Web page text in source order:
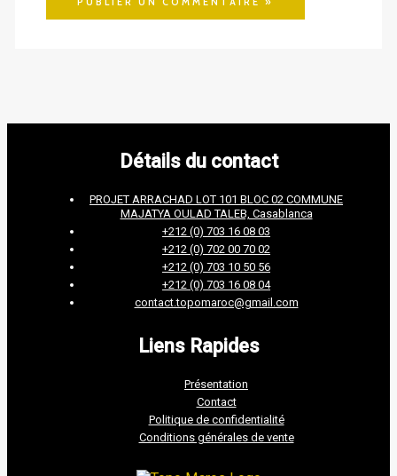
Détails du contact
PROJET ARRACHAD LOT 101 BLOC 02 COMMUNE
MAJATYA OULAD TALEB, Casablanca
+212 (0) 703 16 08 03
+212 (0) 702 00 70 02
+212 (0) 703 10 50 56
+212 (0) 703 16 08 04
contact.topomaroc@gmail.com
Liens Rapides
Présentation
Contact
Politique de confidentialité
Conditions générales de vente